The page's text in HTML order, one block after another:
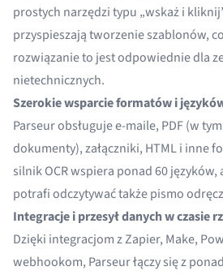
prostych narzędzi typu „wskaż i
przyspieszają tworzenie szablonów,
rozwiązanie to jest odpowiednie dla
nietechnicznych.
Szerokie wsparcie formatów i
Parseur obsługuje e-maile, PDF (w
dokumenty), załączniki, HTML i inne
silnik OCR wspiera ponad 60
potrafi odczytywać także pismo
Integracje i przesył danych w czasie
Dzięki integracjom z Zapier, Make,
webhookom, Parseur łączy się z